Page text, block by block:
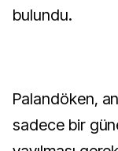
bulundu.
Palandöken,
sadece bir